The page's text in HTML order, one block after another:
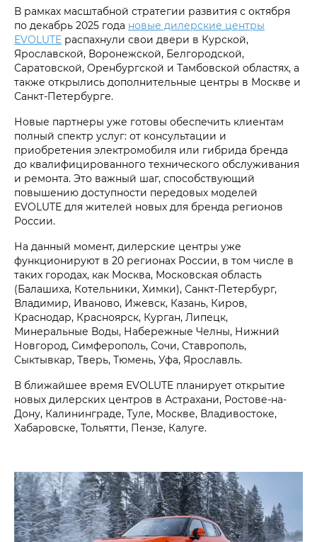
В рамках масштабной стратегии развития с октября
по декабрь 2025 года новые дилерские центры
EVOLUTE распахнули свои двери в Курской,
Ярославской, Воронежской, Белгородской,
Саратовской, Оренбургской и Тамбовской областях, а
также открылись дополнительные центры в Москве и
Санкт-Петербурге.
Новые партнеры уже готовы обеспечить клиентам
полный спектр услуг: от консультации и
приобретения электромобиля или гибрида бренда
до квалифицированного технического обслуживания
и ремонта. Это важный шаг, способствующий
повышению доступности передовых моделей
EVOLUTE для жителей новых для бренда регионов
России.
На данный момент, дилерские центры уже
функционируют в 20 регионах России, в том числе в
таких городах, как Москва, Московская область
(Балашиха, Котельники, Химки), Санкт-Петербург,
Владимир, Иваново, Ижевск, Казань, Киров,
Краснодар, Красноярск, Курган, Липецк,
Минеральные Воды, Набережные Челны, Нижний
Новгород, Симферополь, Сочи, Ставрополь,
Сыктывкар, Тверь, Тюмень, Уфа, Ярославль.
В ближайшее время EVOLUTE планирует открытие
новых дилерских центров в Астрахани, Ростове-на-
Дону, Калининграде, Туле, Москве, Владивостоке,
Хабаровске, Тольятти, Пензе, Калуге.